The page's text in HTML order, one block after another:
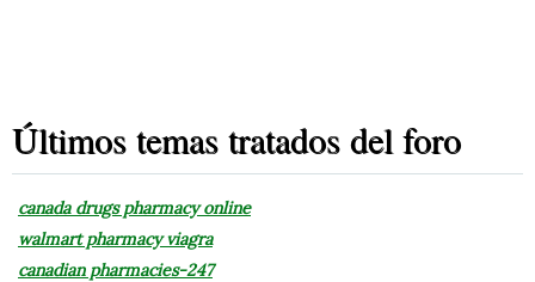
Últimos temas tratados del foro
canada drugs pharmacy online
walmart pharmacy viagra
canadian pharmacies-247